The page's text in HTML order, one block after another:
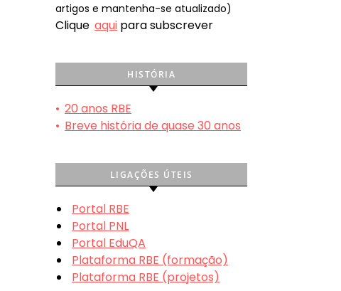
artigos e mantenha-se atualizado)
Clique aqui para subscrever
HISTÓRIA
• 20 anos RBE
• Breve história de quase 30 anos
LIGAÇÕES ÚTEIS
Portal RBE
Portal PNL
Portal EduQA
Plataforma RBE (formação)
Plataforma RBE (projetos)